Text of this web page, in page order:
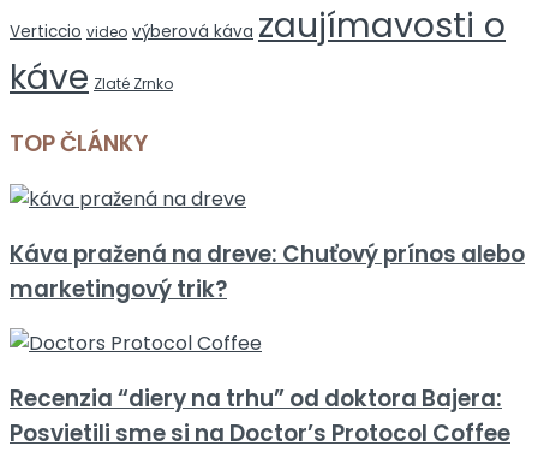
Verticcio video výberová káva zaujímavosti o
káve Zlaté Zrnko
TOP ČLÁNKY
Káva pražená na dreve: Chuťový prínos alebo
marketingový trik?
Recenzia “diery na trhu” od doktora Bajera:
Posvietili sme si na Doctor’s Protocol Coffee